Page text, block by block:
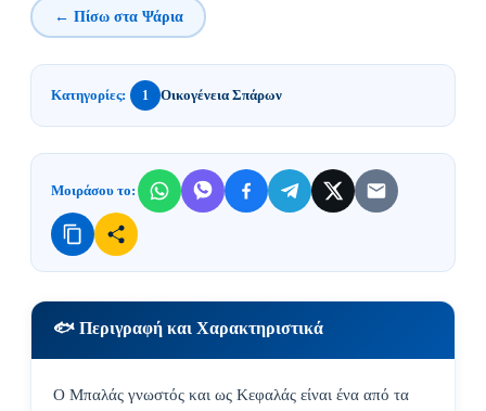
← Πίσω στα Ψάρια
Κατηγορίες: 1 Οικογένεια Σπάρων
Μοιράσου το:
🐟 Περιγραφή και Χαρακτηριστικά
Ο Μπαλάς γνωστός και ως Κεφαλάς είναι ένα από τα